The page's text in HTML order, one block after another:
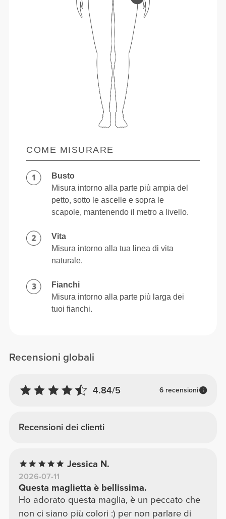
Recensioni globali
4.84/5 6 recensioni
Recensioni dei clienti
Jessica N.
2026-07-11
Questa maglietta è bellissima.
Ho adorato questa maglia, è un peccato che
non ci siano più colori :) per non parlare di
COME MISURARE
Busto
Misura intorno alla parte più ampia del
petto, sotto le ascelle e sopra le
scapole, mantenendo il metro a livello.
Vita
Misura intorno alla tua linea di vita
naturale.
Fianchi
Misura intorno alla parte più larga dei
tuoi fianchi.